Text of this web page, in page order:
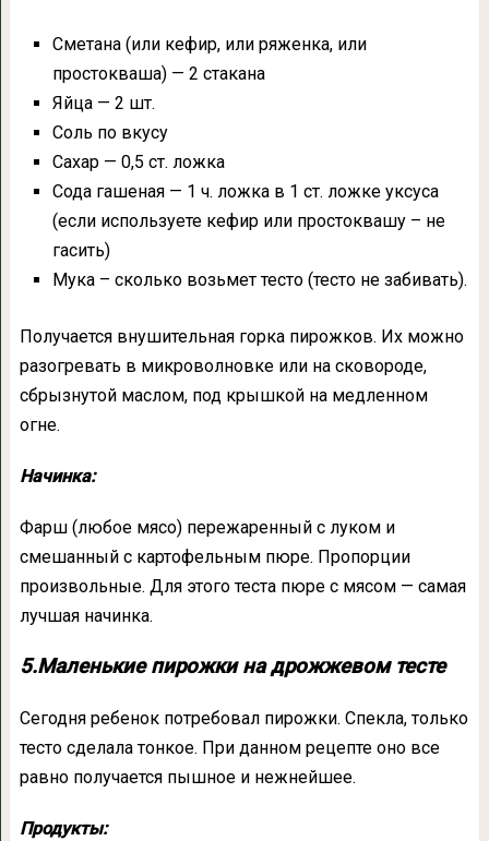
Сметана (или кефир, или ряженка, или
простокваша) — 2 стакана
Яйца — 2 шт.
Соль по вкусу
Сахар — 0,5 ст. ложка
Сода гашеная — 1 ч. ложка в 1 ст. ложке уксуса
(если используете кефир или простоквашу – не
гасить)
Мука – сколько возьмет тесто (тесто не забивать).
Получается внушительная горка пирожков. Их можно
разогревать в микроволновке или на сковороде,
сбрызнутой маслом, под крышкой на медленном
огне.
Начинка:
Фарш (любое мясо) пережаренный с луком и
смешанный с картофельным пюре. Пропорции
произвольные. Для этого теста пюре с мясом — самая
лучшая начинка.
5.Маленькие пирожки на дрожжевом тесте
Сегодня ребенок потребовал пирожки. Спекла, только
тесто сделала тонкое. При данном рецепте оно все
равно получается пышное и нежнейшее.
Продукты: